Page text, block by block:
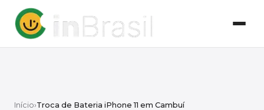
Início›Troca de Bateria iPhone 11 em Cambuí